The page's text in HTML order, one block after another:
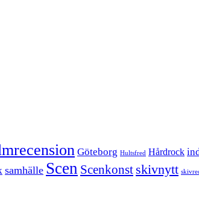
Göteborg Hultsfred Hårdrock
samhälle Scen Scenkonst skivnytt